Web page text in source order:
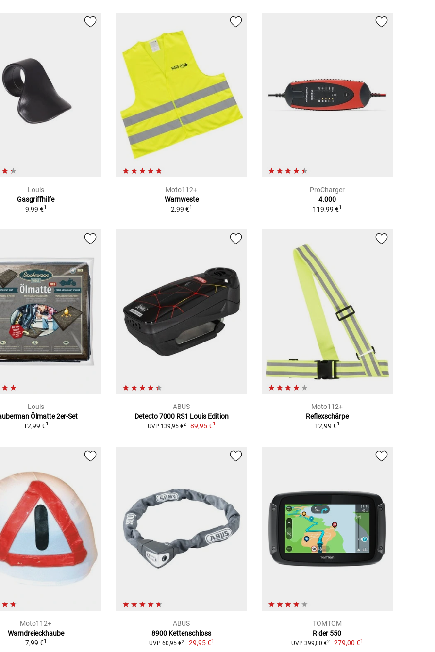
Louis
Gasgriffhilfe
9,99 €1
Moto112+
Warnweste
2,99 €1
ProCharger
4.000
119,99 €1
Louis
Ölmatte 2er-Set
12,99 €1
ABUS
Detecto 7000 RS1 Louis Edition
UVP 139,95 €2 89,95 €1
Moto112+
Reflexschärpe
12,99 €1
Moto112+
Warndreieckhaube
7,99 €1
ABUS
8900 Kettenschloss
UVP 60,95 €2 29,95 €1
TOMTOM
Rider 550
UVP 399,00 €2 279,00 €1